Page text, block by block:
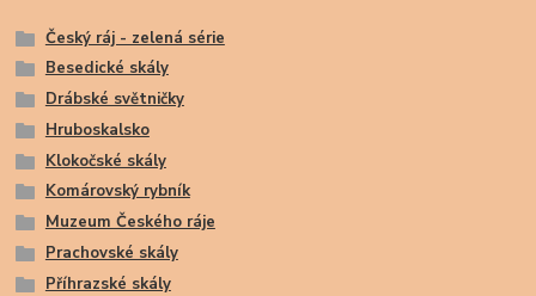
Český ráj - zelená série
Besedické skály
Drábské světničky
Hruboskalsko
Klokočské skály
Komárovský rybník
Muzeum Českého ráje
Prachovské skály
Příhrazské skály